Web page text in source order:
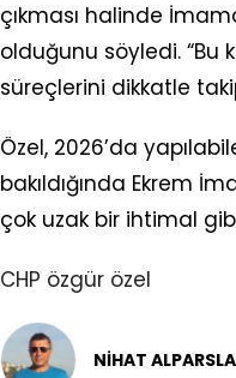
çıkması halinde
olduğunu söyledi. “Bu
süreçlerini dikkatle
Özel, 2026’da
bakıldığında Ekrem
çok uzak bir ihtimal
CHP özgür özel
NİHAT